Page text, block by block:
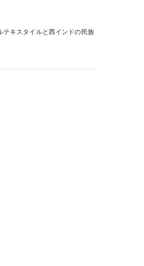
キスタイルと西インドの民族